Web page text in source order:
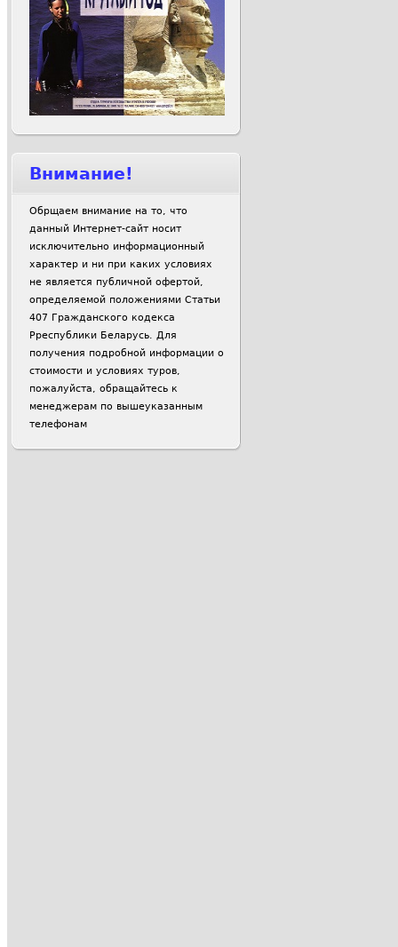
Внимание!
Обрщаем внимание на то, что
данный Интернет-сайт носит
исключительно информационный
характер и ни при каких условиях
не является публичной офертой,
определяемой положениями Статьи
407 Гражданского кодекса
Рреспублики Беларусь. Для
получения подробной информации о
стоимости и условиях туров,
пожалуйста, обращайтесь к
менеджерам по вышеуказанным
телефонам